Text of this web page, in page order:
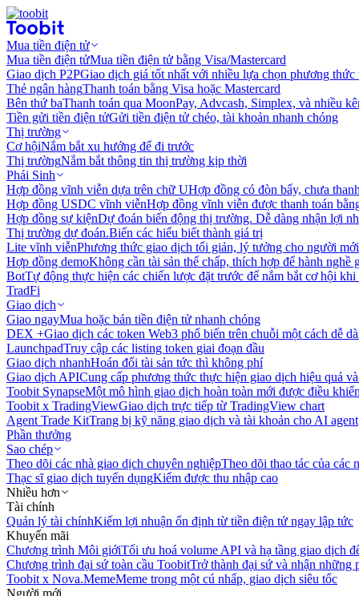
Mua tiền điện tử
Mua tiền điện tửMua tiền điện tử bằng Visa/Mastercard
Giao dịch P2PGiao dịch giá tốt nhất với nhiều lựa chọn phương thức
Thẻ ngân hàngThanh toán bằng Visa hoặc Mastercard
Bên thứ baThanh toán qua MoonPay, Advcash, Simplex, và nhiều
Tiền gửi tiền điện tửGửi tiền điện tử chéo, tài khoản nhanh chóng
Thị trường
Cơ hộiNắm bắt xu hướng để đi trước
Thị trườngNắm bắt thông tin thị trường kịp thời
Phái Sinh
Hợp đồng vĩnh viễn dựa trên chữ UHợp đồng có đòn bẩy, chưa
Hợp đồng USDC vĩnh viễnHợp đồng vĩnh viễn được thanh toán
Hợp đồng sự kiệnDự đoán biến động thị trường. Dễ dàng nhận lợi
Thị trường dự đoán.Biến các hiểu biết thành giá trị
Lite vĩnh viễnPhương thức giao dịch tối giản, lý tưởng cho người
Hợp đồng demoKhông cần tài sản thế chấp, thích hợp để hành nghề
BotTự động thực hiện các chiến lược đặt trước để nắm bắt cơ hội
TradFi
Giao dịch
Giao ngayMua hoặc bán tiền điện tử nhanh chóng
DEX +Giao dịch các token Web3 phổ biến trên chuỗi một cách dễ
LaunchpadTruy cập các listing token giai đoạn đầu
Giao dịch nhanhHoán đổi tài sản tức thì không phí
Giao dịch APICung cấp phương thức thực hiện giao dịch hiệu quả
Toobit SynapseMột mô hình giao dịch hoàn toàn mới được điều
Toobit x TradingViewGiao dịch trực tiếp từ TradingView chart
Agent Trade KitTrang bị kỹ năng giao dịch và tài khoản cho AI agent
Phần thưởng
Sao chép
Theo dõi các nhà giao dịch chuyên nghiệpTheo dõi thao tác của các
Thạc sĩ giao dịch tuyển dụngKiếm được thu nhập cao
Nhiều hơn
Tài chính
Quản lý tài chínhKiếm lợi nhuận ổn định từ tiền điện tử ngay lập tức
Khuyến mãi
Chương trình Môi giớiTối ưu hoá volume API và hạ tầng giao dịch
Chương trình đại sứ toàn cầu ToobitTrở thành đại sứ và nhận những
Toobit x Nova.MemeMeme trong một cú nhấp, giao dịch siêu tốc
Người mới